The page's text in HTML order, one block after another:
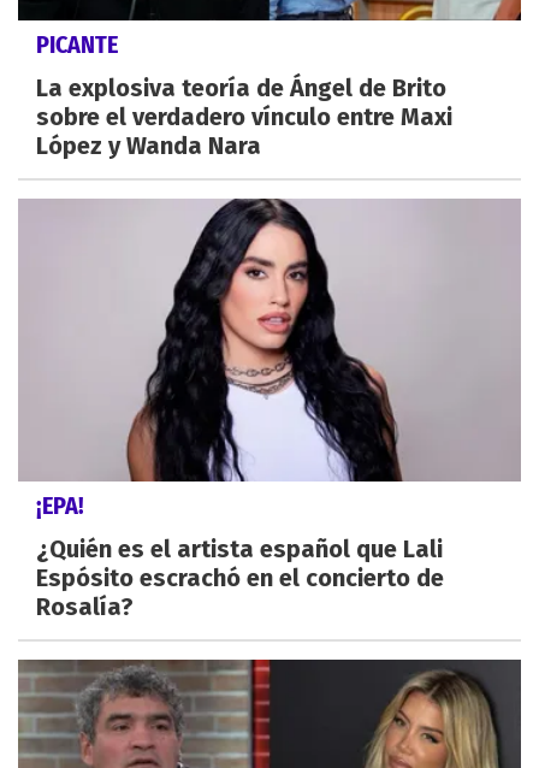
PICANTE
La explosiva teoría de Ángel de Brito
sobre el verdadero vínculo entre Maxi
López y Wanda Nara
¡EPA!
¿Quién es el artista español que Lali
Espósito escrachó en el concierto de
Rosalía?